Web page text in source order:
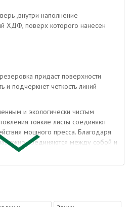
,внутри наполнение
ХДФ, поверх которого нанесен
придаст поверхности
и подчеркнет четкость линий
и экологически чистым
тонкие листы соединяют
мощного пресса. Благодаря
соединяются между собой и
Такой материал хорошо
в определенный цвет, и лишь